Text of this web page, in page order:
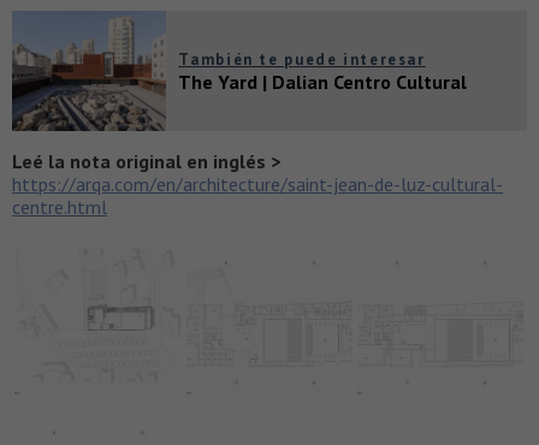
También te puede interesar
The Yard | Dalian Centro Cultural
Leé la nota original en inglés >
https://arqa.com/en/architecture/saint-jean-de-luz-cultural-
centre.html